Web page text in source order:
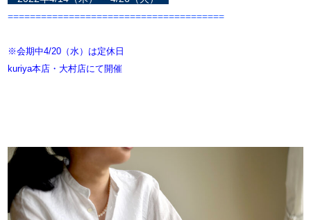
=======================================
※会期中4/20（水）は定休日
kuriya本店・大村店にて開催